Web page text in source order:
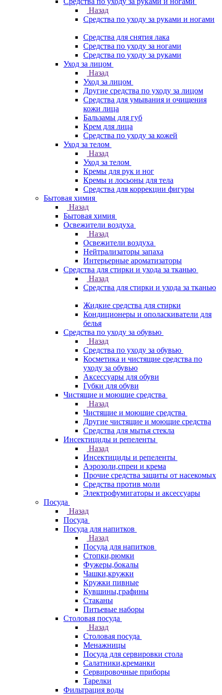
Назад
Средства по уходу за руками и ногами
Средства для снятия лака
Средства по уходу за ногами
Средства по уходу за руками
Уход за лицом
Назад
Уход за лицом
Другие средства по уходу за лицом
Средства для умывания и очищения
кожи лица
Бальзамы для губ
Крем для лица
Средства по уходу за кожей
Уход за телом
Назад
Уход за телом
Кремы для рук и ног
Кремы и лосьоны для тела
Средства для коррекции фигуры
Бытовая химия
Назад
Бытовая химия
Освежители воздуха
Назад
Освежители воздуха
Нейтрализаторы запаха
Интерьерные ароматизаторы
Средства для стирки и ухода за тканью
Назад
Средства для стирки и ухода за тканью
Жидкие средства для стирки
Кондиционеры и ополаскиватели для
белья
Средства по уходу за обувью
Назад
Средства по уходу за обувью
Косметика и чистящие средства по
уходу за обувью
Аксессуары для обуви
Губки для обуви
Чистящие и моющие средства
Назад
Чистящие и моющие средства
Другие чистящие и моющие средства
Средства для мытья стекла
Инсектициды и репеленты
Назад
Инсектициды и репеленты
Аэрозоли,спреи и крема
Прочие средства защиты от насекомых
Средства против моли
Электрофумигаторы и аксессуары
Посуда
Назад
Посуда
Посуда для напитков
Назад
Посуда для напитков
Стопки,рюмки
Фужеры,бокалы
Чашки,кружки
Кружки пивные
Кувшины,графины
Стаканы
Питьевые наборы
Столовая посуда
Назад
Столовая посуда
Менажницы
Посуда для сервировки стола
Салатники,креманки
Сервировочные приборы
Тарелки
Фильтрация воды